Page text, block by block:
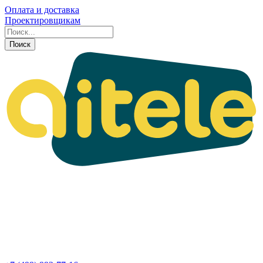
Оплата и доставка
Проектировщикам
Поиск